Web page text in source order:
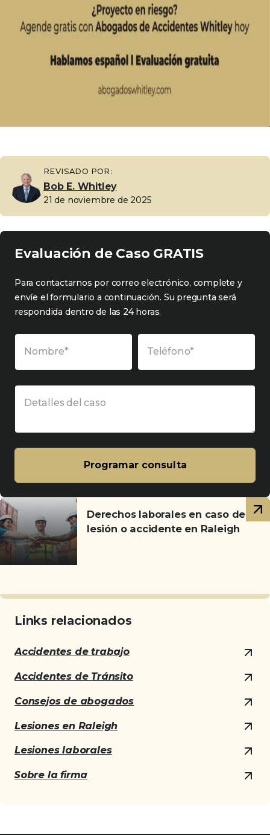
REVISADO POR:
Bob E. Whitley
21 de noviembre de 2025
Evaluación de Caso GRATIS
Para contactarnos por correo electrónico, complete y
envíe el formulario a continuación. Su pregunta será
respondida dentro de las 24 horas.
Nombre* Teléfono*
Detalles del caso
Programar consulta
Artículos
relacionados
Derechos laborales en caso de
lesión o accidente en Raleigh
Links relacionados
Accidentes de trabajo
Accidentes de Tránsito
Consejos de abogados
Lesiones en Raleigh
Lesiones laborales
Sobre la firma